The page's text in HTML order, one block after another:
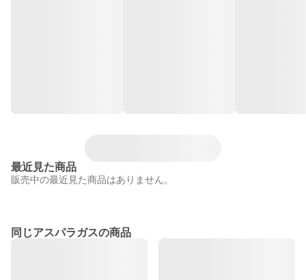
最近見た商品
販売中の最近見た商品はありません。
同じアスパラガスの商品